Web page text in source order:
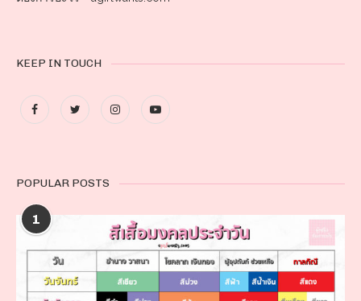
KEEP IN TOUCH
POPULAR POSTS
1